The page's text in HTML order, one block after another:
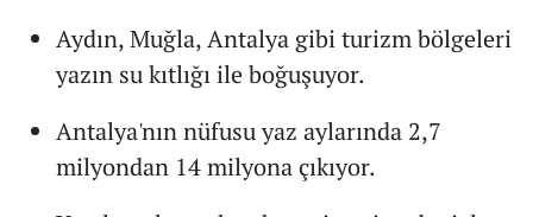
Aydın, Muğla, Antalya gibi turizm bölgeleri
yazın su kıtlığı ile boğuşuyor.
Antalya'nın nüfusu yaz aylarında 2,7
milyondan 14 milyona çıkıyor.